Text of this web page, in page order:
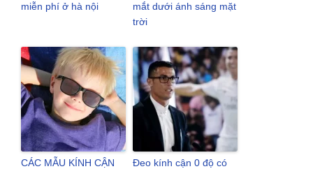
miễn phí ở hà nội
mắt dưới ánh sáng mặt
trời
CÁC MẪU KÍNH CẬN
Đeo kính cận 0 độ có